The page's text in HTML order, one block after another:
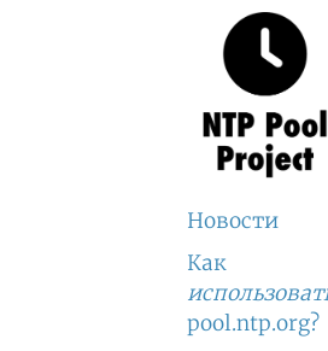
Новости
Как
pool.ntp.org?